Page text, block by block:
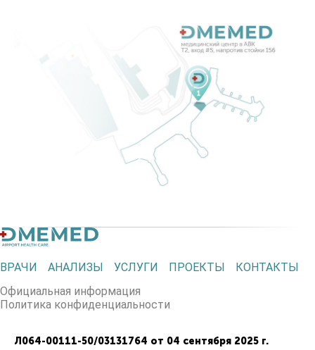
ВРАЧИ АНАЛИЗЫ УСЛУГИ ПРОЕКТЫ
КОНТАКТЫ
Официальная информация
Политика конфиденциальности
Л064-00111-50/03131764 от 04 сентября 2025 г.